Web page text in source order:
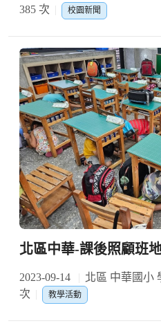
385 次
校園新聞
北區中華-課後照顧班
2023-09-14 北區 中華國小
次
教學活動